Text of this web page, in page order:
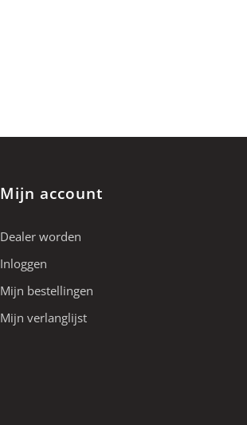
Mijn account
Dealer worden
Inloggen
Mijn bestellingen
Mijn verlanglijst